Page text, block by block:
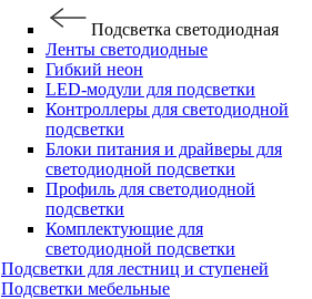
Подсветка светодиодная
Ленты светодиодные
Гибкий неон
LED-модули для подсветки
Контроллеры для светодиодной
подсветки
Блоки питания и драйверы для
светодиодной подсветки
Профиль для светодиодной
подсветки
Комплектующие для
светодиодной подсветки
Подсветки для лестниц и ступеней
Подсветки мебельные